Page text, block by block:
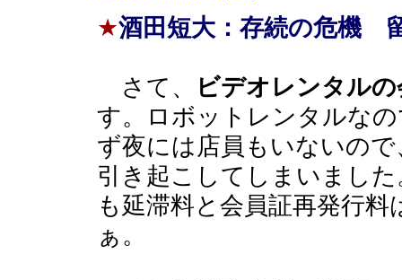
★酒田短大：存続の危機
さて、
ビデオレンタル
す。ロボットレンタルな
ず夜には店員もいないので
引き起こしてしまいまし
も延滞料と会員証再発行
ぁ。